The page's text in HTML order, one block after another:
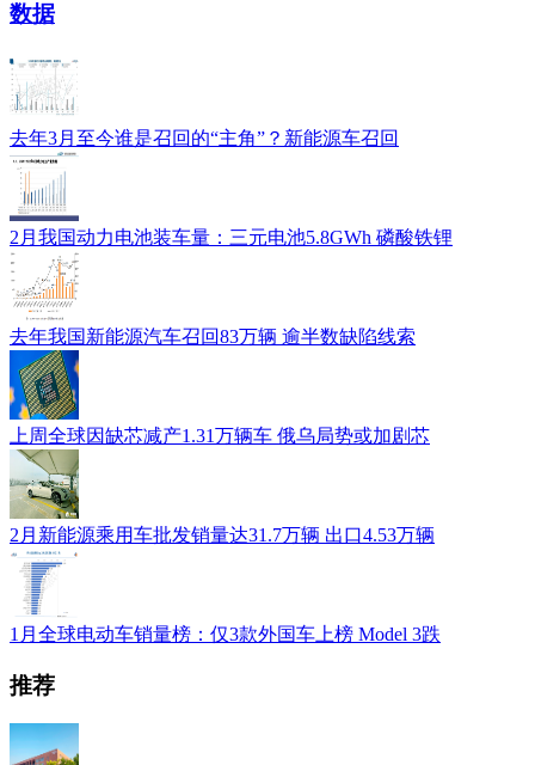
数据
去年3月至今谁是召回的“主角”？新能源车召回
2月我国动力电池装车量：三元电池5.8GWh 磷酸铁锂
去年我国新能源汽车召回83万辆 逾半数缺陷线索
上周全球因缺芯减产1.31万辆车 俄乌局势或加剧芯
2月新能源乘用车批发销量达31.7万辆 出口4.53万辆
1月全球电动车销量榜：仅3款外国车上榜 Model 3跌
推荐